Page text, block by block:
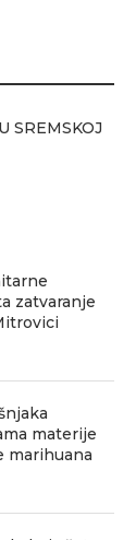
SREMSKOJ
zatvaranje
materije
marihuana